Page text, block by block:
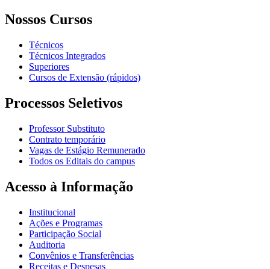
Nossos Cursos
Técnicos
Técnicos Integrados
Superiores
Cursos de Extensão (rápidos)
Processos Seletivos
Professor Substituto
Contrato temporário
Vagas de Estágio Remunerado
Todos os Editais do campus
Acesso à Informação
Institucional
Ações e Programas
Participação Social
Auditoria
Convênios e Transferências
Receitas e Despesas